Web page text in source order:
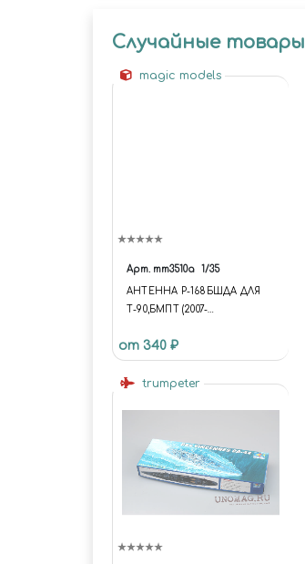
Случайные товары
magic models
Арт. mm3510a 1/35
АНТЕННА Р-168БШДА ДЛЯ
Т-90,БМПТ (2007-
ЭМ,БТР-82
от 340 ₽
trumpeter